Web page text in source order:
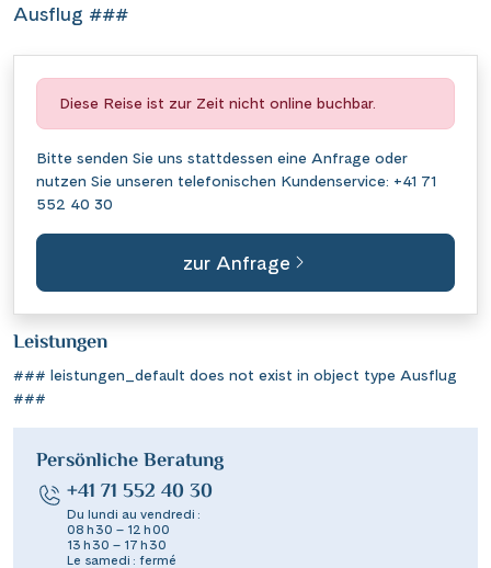
Ausflug ###
Diese Reise ist zur Zeit nicht online buchbar.
Bitte senden Sie uns stattdessen eine Anfrage oder
nutzen Sie unseren telefonischen Kundenservice: +41 71
552 40 30
zur Anfrage
Leistungen
### leistungen_default does not exist in object type Ausflug
###
Persönliche Beratung
+41 71 552 40 30
Du lundi au vendredi :
08 h 30 – 12 h 00
13 h 30 – 17 h 30
Le samedi : fermé